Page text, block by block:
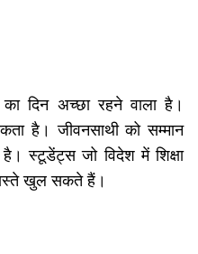
दिन अच्छा रहने वाला है।
है। जीवनसाथी को सम्मान
स्टूडेंट्स जो विदेश में शिक्षा
खुल सकते हैं।